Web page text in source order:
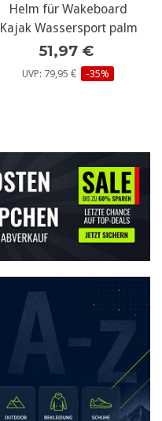
Helm für Wakeboard
Kajak Wassersport palm
51,97 €
UVP: 79,95 € -35%